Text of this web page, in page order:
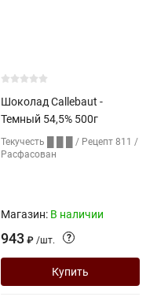
Шоколад Callebaut -
Темный 54,5% 500г
Текучесть █ █ █ / Рецепт 811 /
Расфасован
Магазин: В наличии
943 ₽ /шт. ?
Купить